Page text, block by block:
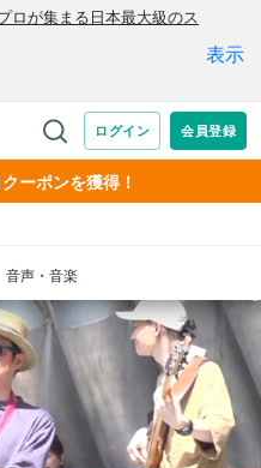
ーポンを獲得！
音声・音楽